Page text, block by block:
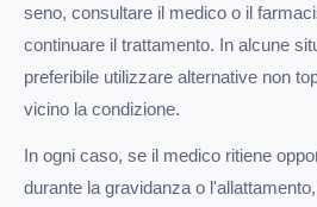
seno, consultare il medico o il
continuare il trattamento. In alcune
preferibile utilizzare alternative non
vicino la condizione.
In ogni caso, se il medico ritiene
durante la gravidanza o